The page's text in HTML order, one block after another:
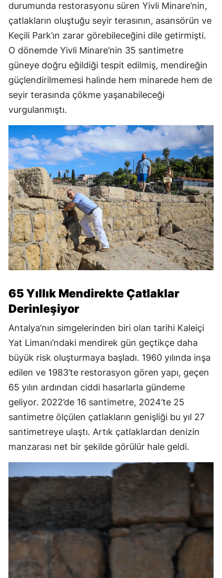
durumunda restorasyonu süren Yivli Minare’nin,
çatlakların oluştuğu seyir terasının, asansörün ve
Keçili Park’ın zarar görebileceğini dile getirmişti.
O dönemde Yivli Minare’nin 35 santimetre
güneye doğru eğildiği tespit edilmiş, mendireğin
güçlendirilmemesi halinde hem minarede hem de
seyir terasında çökme yaşanabileceği
vurgulanmıştı.
65 Yıllık Mendirekte Çatlaklar
Derinleşiyor
Antalya’nın simgelerinden biri olan tarihi Kaleiçi
Yat Limanı’ndaki mendirek gün geçtikçe daha
büyük risk oluşturmaya başladı. 1960 yılında inşa
edilen ve 1983’te restorasyon gören yapı, geçen
65 yılın ardından ciddi hasarlarla gündeme
geliyor. 2022’de 16 santimetre, 2024’te 25
santimetre ölçülen çatlakların genişliği bu yıl 27
santimetreye ulaştı. Artık çatlaklardan denizin
manzarası net bir şekilde görülür hale geldi.